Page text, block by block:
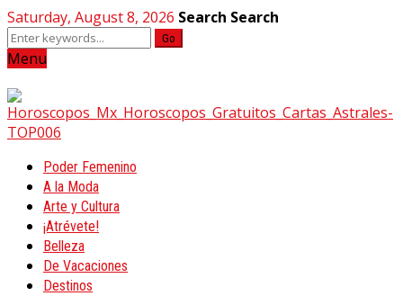
Saturday, August 8, 2026 Search Search
Go
Menu
Poder Femenino
A la Moda
Arte y Cultura
¡Atrévete!
Belleza
De Vacaciones
Destinos